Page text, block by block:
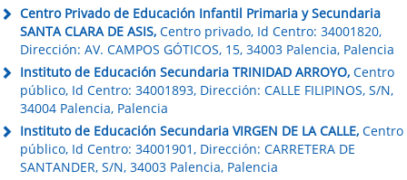
Centro Privado de Educación Infantil Primaria y Secundaria
SANTA CLARA DE ASIS, Centro privado, Id Centro: 34001820,
Dirección: AV. CAMPOS GÓTICOS, 15, 34003 Palencia, Palencia
Instituto de Educación Secundaria TRINIDAD ARROYO, Centro
público, Id Centro: 34001893, Dirección: CALLE FILIPINOS, S/N,
34004 Palencia, Palencia
Instituto de Educación Secundaria VIRGEN DE LA CALLE, Centro
público, Id Centro: 34001901, Dirección: CARRETERA DE
SANTANDER, S/N, 34003 Palencia, Palencia